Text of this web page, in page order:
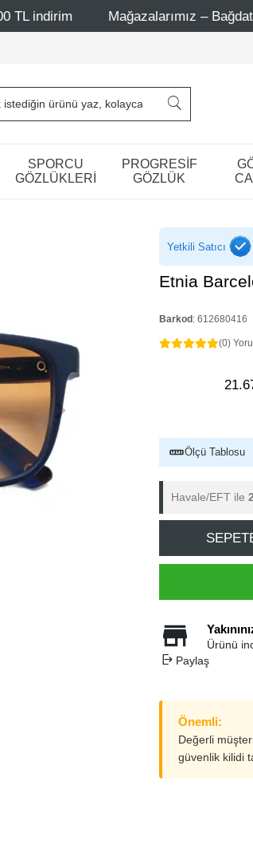
Mağazalarımız – Bağdat Caddesi 1 -
SPORCU
GÖZLÜKLERİ
PROGRESİF
GÖZLÜK
Yetkili Satıcı
Etnia
Barkod : 612680416
(0)
Ölçü Tablosu
Havale/EFT ile
Ürünü
Paylaş
Önemli:
Değerli
güvenlik kilidi